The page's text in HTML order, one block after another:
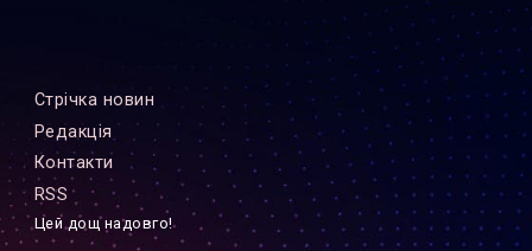
Стрiчка новин
Редакцiя
Контакти
RSS
Цей дощ надовго!